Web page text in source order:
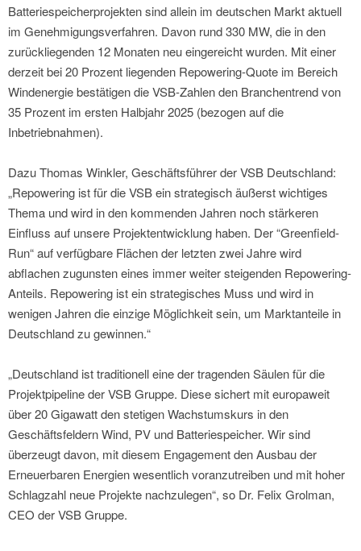
Batteriespeicherprojekten sind allein im deutschen Markt aktuell
im Genehmigungsverfahren. Davon rund 330 MW, die in den
zurückliegenden 12 Monaten neu eingereicht wurden. Mit einer
derzeit bei 20 Prozent liegenden Repowering-Quote im Bereich
Windenergie bestätigen die VSB-Zahlen den Branchentrend von
35 Prozent im ersten Halbjahr 2025 (bezogen auf die
Inbetriebnahmen).
Dazu Thomas Winkler, Geschäftsführer der VSB Deutschland:
„Repowering ist für die VSB ein strategisch äußerst wichtiges
Thema und wird in den kommenden Jahren noch stärkeren
Einfluss auf unsere Projektentwicklung haben. Der “Greenfield-
Run“ auf verfügbare Flächen der letzten zwei Jahre wird
abflachen zugunsten eines immer weiter steigenden Repowering-
Anteils. Repowering ist ein strategisches Muss und wird in
wenigen Jahren die einzige Möglichkeit sein, um Marktanteile in
Deutschland zu gewinnen.“
„Deutschland ist traditionell eine der tragenden Säulen für die
Projektpipeline der VSB Gruppe. Diese sichert mit europaweit
über 20 Gigawatt den stetigen Wachstumskurs in den
Geschäftsfeldern Wind, PV und Batteriespeicher. Wir sind
überzeugt davon, mit diesem Engagement den Ausbau der
Erneuerbaren Energien wesentlich voranzutreiben und mit hoher
Schlagzahl neue Projekte nachzulegen“, so Dr. Felix Grolman,
CEO der VSB Gruppe.